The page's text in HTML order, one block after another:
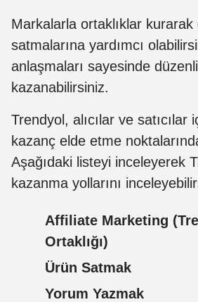
Markalarla ortaklıklar kurarak
satmalarına yardımcı
anlaşmaları sayesinde
kazanabilirsiniz.
Trendyol, alıcılar ve satıcılar
kazanç elde etme
Aşağıdaki listeyi inceleyerek
kazanma yollarını
Affiliate Marketing
Ortaklığı)
Ürün Satmak
Yorum Yazmak